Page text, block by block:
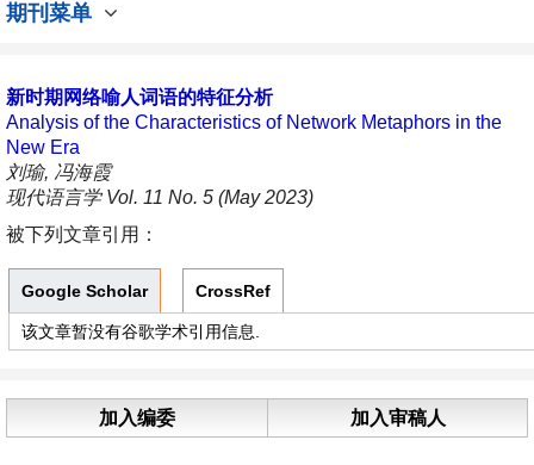
期刊菜单
新时期网络喻人词语的特征分析
Analysis of the Characteristics of Network Metaphors in the
New Era
刘瑜, 冯海霞
现代语言学 Vol. 11 No. 5 (May 2023)
被下列文章引用：
Google Scholar CrossRef
该文章暂没有谷歌学术引用信息.
加入编委 加入审稿人